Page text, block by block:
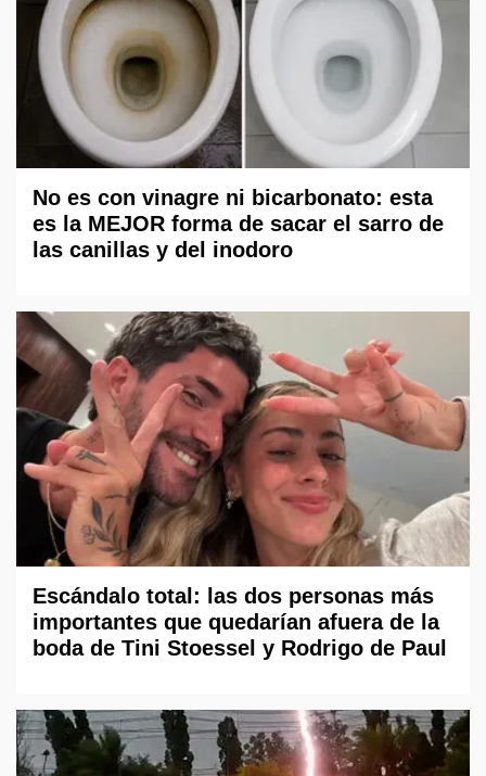
No es con vinagre ni bicarbonato: esta
es la MEJOR forma de sacar el sarro de
las canillas y del inodoro
Escándalo total: las dos personas más
importantes que quedarían afuera de la
boda de Tini Stoessel y Rodrigo de Paul